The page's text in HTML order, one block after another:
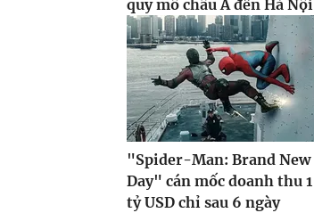
quy mô châu Á đến Hà Nội
"Spider-Man: Brand New
Day" cán mốc doanh thu 1
tỷ USD chỉ sau 6 ngày